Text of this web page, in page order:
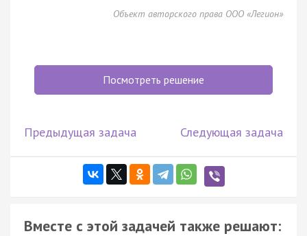
Объект авторского права ООО «Легион»
Посмотреть решение
Предыдущая задача Следующая задача
Вместе с этой задачей также решают: